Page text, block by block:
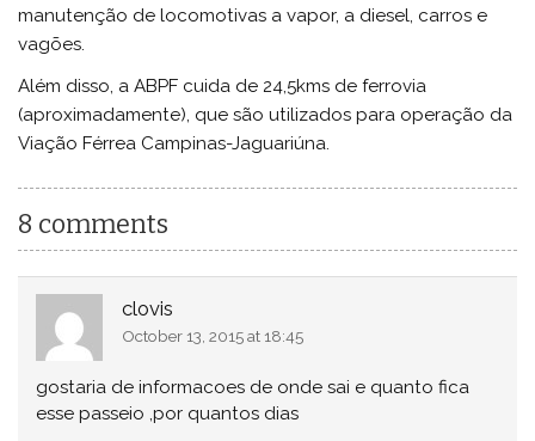
manutenção de locomotivas a vapor, a diesel, carros e
vagões.
Além disso, a ABPF cuida de 24,5kms de ferrovia
(aproximadamente), que são utilizados para operação da
Viação Férrea Campinas-Jaguariúna.
8 comments
clovis
October 13, 2015 at 18:45
gostaria de informacoes de onde sai e quanto fica
esse passeio ,por quantos dias